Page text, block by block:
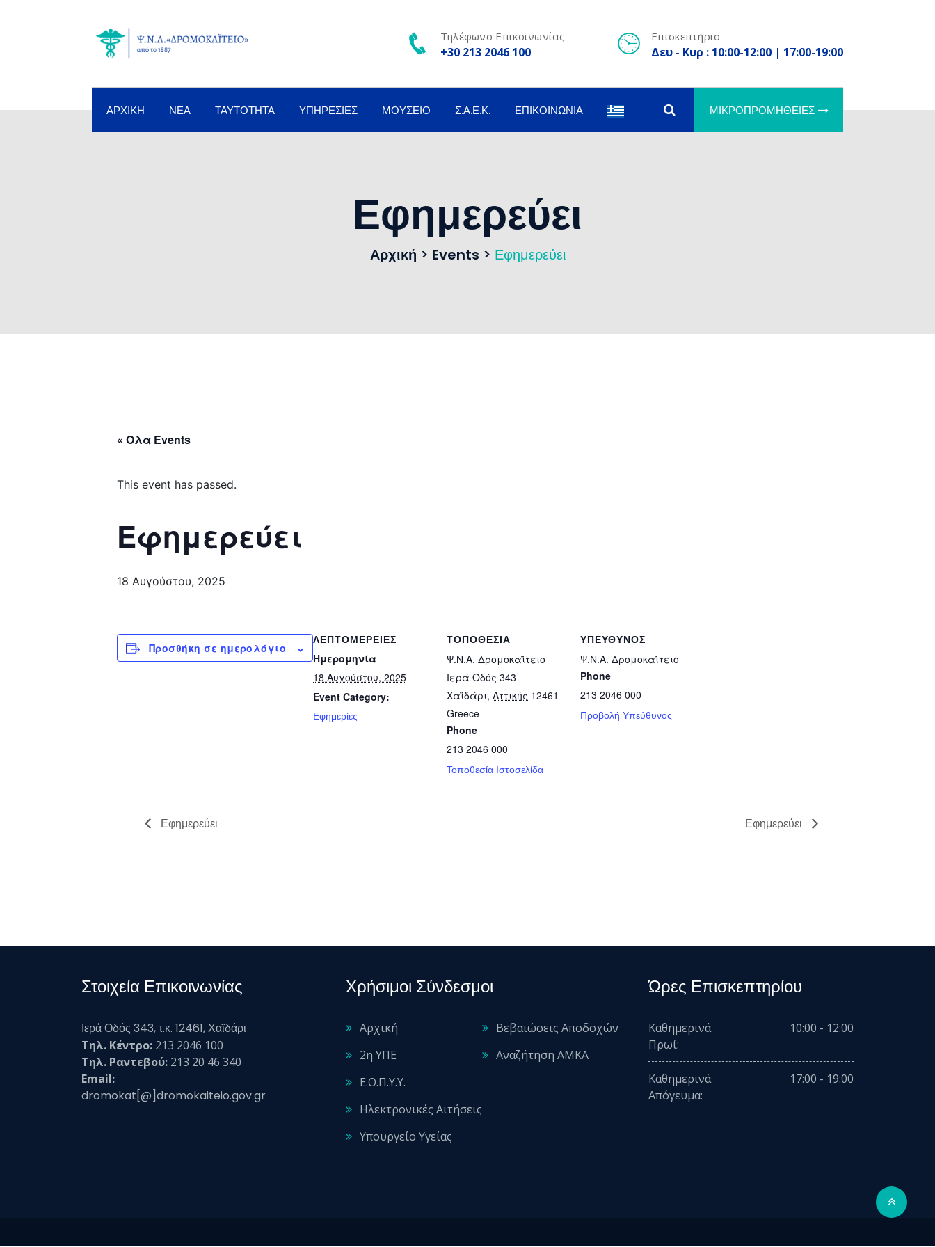
Τηλέφωνο Επικοινωνίας
+30 213 2046 100
Επισκεπτήριο
Δευ - Κυρ : 10:00-12:00 | 17:00-19:00
ΑΡΧΙΚΉ ΝΈΑ ΤΑΥΤΌΤΗΤΑ ΥΠΗΡΕΣΊΕΣ ΜΟΥΣΕΊΟ Σ.Α.Ε.Κ. ΕΠΙΚΟΙΝΩΝΊΑ ΜΙΚΡΟΠΡΟΜΉΘΕΙΕΣ
Εφημερεύει
Αρχική > Events > Εφημερεύει
« Όλα Events
This event has passed.
Εφημερεύει
18 Αυγούστου, 2025
Προσθήκη σε ημερολόγιο
ΛΕΠΤΟΜΈΡΕΙΕΣ
Ημερομηνία
18 Αυγούστου, 2025
Event Category:
Εφημερίες
ΤΟΠΟΘΕΣΊΑ
Ψ.Ν.Α. Δρομοκαΐτειο
Ιερά Οδός 343
Χαϊδάρι, Αττικής 12461
Greece
Phone
213 2046 000
Τοποθεσία Ιστοσελίδα
ΥΠΕΎΘΥΝΟΣ
Ψ.Ν.Α. Δρομοκαΐτειο
Phone
213 2046 000
Προβολή Υπεύθυνος
Εφημερεύει Εφημερεύει
Στοιχεία Επικοινωνίας
Ιερά Οδός 343, τ.κ. 12461, Χαϊδάρι
Τηλ. Κέντρο: 213 2046 100
Τηλ. Ραντεβού: 213 20 46 340
Email:
dromokat[@]dromokaiteio.gov.gr
Χρήσιμοι Σύνδεσμοι
Αρχική
2η ΥΠΕ
Ε.Ο.Π.Υ.Υ.
Ηλεκτρονικές Αιτήσεις
Υπουργείο Υγείας
Βεβαιώσεις Αποδοχών
Αναζήτηση ΑΜΚΑ
Ώρες Επισκεπτηρίου
Καθημερινά
Πρωί:
10:00 - 12:00
Καθημερινά
Απόγευμα:
17:00 - 19:00